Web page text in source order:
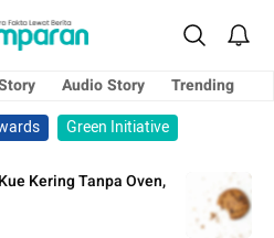
Audio Story
Trending
Green Initiative
Kering Tanpa Oven,